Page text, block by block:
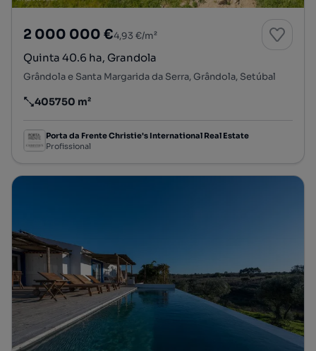
2 000 000 €4,93 €/m²
Quinta 40.6 ha, Grandola
Grândola e Santa Margarida da Serra, Grândola, Setúbal
Preço por metro quadrado
405750 m²
Porta da Frente Christie's International Real Estate
Profissional